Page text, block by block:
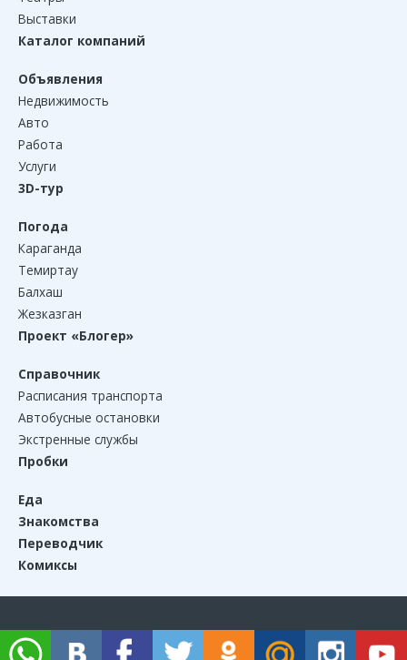
Выставки
Каталог компаний
Объявления
Недвижимость
Авто
Работа
Услуги
3D-тур
Погода
Караганда
Темиртау
Балхаш
Жезказган
Проект «Блогер»
Справочник
Расписания транспорта
Автобусные остановки
Экстренные службы
Пробки
Еда
Знакомства
Переводчик
Комиксы